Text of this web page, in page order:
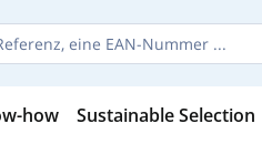
how Sustainable Selection